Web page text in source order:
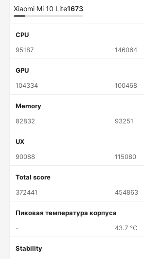
Xiaomi Mi 10 Lite1673
CPU
95187
146064
GPU
104334
100468
Memory
82832
93251
UX
90088
115080
Total score
372441
454863
Пиковая температура корпуса
-
43.7 °C
Stability